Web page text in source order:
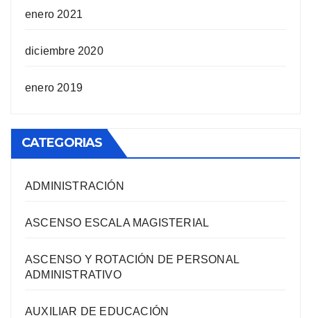
enero 2021
diciembre 2020
enero 2019
CATEGORIAS
ADMINISTRACIÓN
ASCENSO ESCALA MAGISTERIAL
ASCENSO Y ROTACIÓN DE PERSONAL
ADMINISTRATIVO
AUXILIAR DE EDUCACIÓN